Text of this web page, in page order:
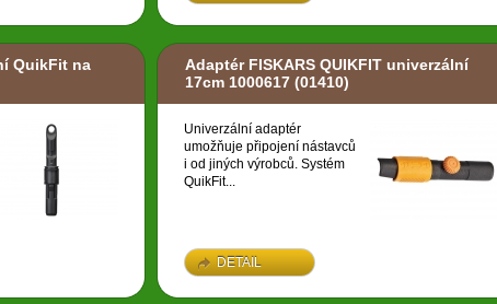
QuikFit na
Adaptér FISKARS QUIKFIT univerzální
17cm 1000617 (01410)
Univerzální adaptér
umožňuje připojení nástavců
i od jiných výrobců. Systém
QuikFit...
DETAIL